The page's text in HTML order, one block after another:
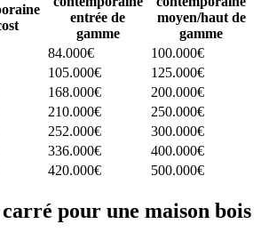
entrée de
gamme
moyen/haut de
gamme
84.000€
100.000€
105.000€
125.000€
168.000€
200.000€
210.000€
250.000€
252.000€
300.000€
336.000€
400.000€
420.000€ 500.000€
pour une maison bois